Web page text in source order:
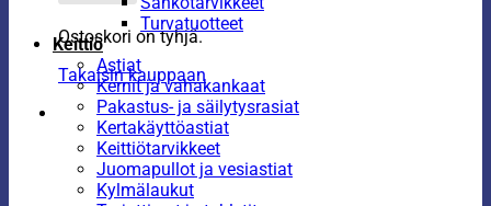
Ostoskori on tyhjä.
Takaisin kauppaan
Turvatuotteet
Keittiö
Astiat
Kernit ja vahakankaat
Pakastus- ja säilytysrasiat
Kertakäyttöastiat
Keittiötarvikkeet
Juomapullot ja vesiastiat
Kylmälaukut